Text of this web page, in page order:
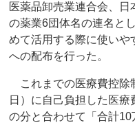
医薬品卸売業連合会、
の薬業6団体名の連名と
めて活用する際に使い
への配布を行った。
これまでの医療費控除
日）に自己負担した医
の分と合わせて「合計